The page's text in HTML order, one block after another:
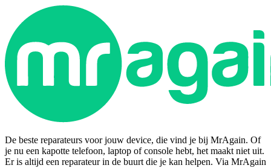
De beste reparateurs voor jouw device, die vind je bij MrAgain. Of
je nu een kapotte telefoon, laptop of console hebt, het maakt niet uit.
Er is altijd een reparateur in de buurt die je kan helpen. Via MrAgain